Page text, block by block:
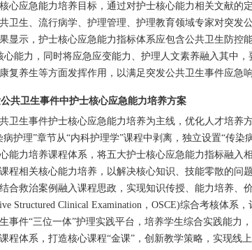
心应急能力培养目标，通过对护士核心能力相关文献的
卫生、流行病学、护理管理、护理教育领域专家对突
显示，护士核心应急能力指标体系应包含公共卫生防
心能力，同时将应急应变能力、护理人文素养融入其中
复养生等方面发挥作用，以满足突发公共卫生事件应急
共卫生事件中护士核心应急能力培养方案
卫生事件护士核心应急能力培养为主线，优化人才培
病护理”章节从“内科护理学”课程中剥离，独立设置“传
能力培养课程体系，将五大护士核心应急能力指标融入
程相关核心能力培养，以解决核心知识、技能零散的
合救治案例融入课程思政，实现知识传授、能力培养
Structured Clinical Examination，OSCE)综合考核体
事件“三位一体”护理实践平台，培养学生综合实践能力
程体系，打造核心课程“金课”，创新教学策略，实现